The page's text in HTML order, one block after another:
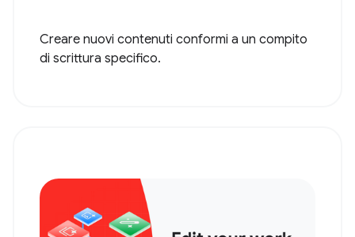
Creare nuovi contenuti conformi a un compito
di scrittura specifico.